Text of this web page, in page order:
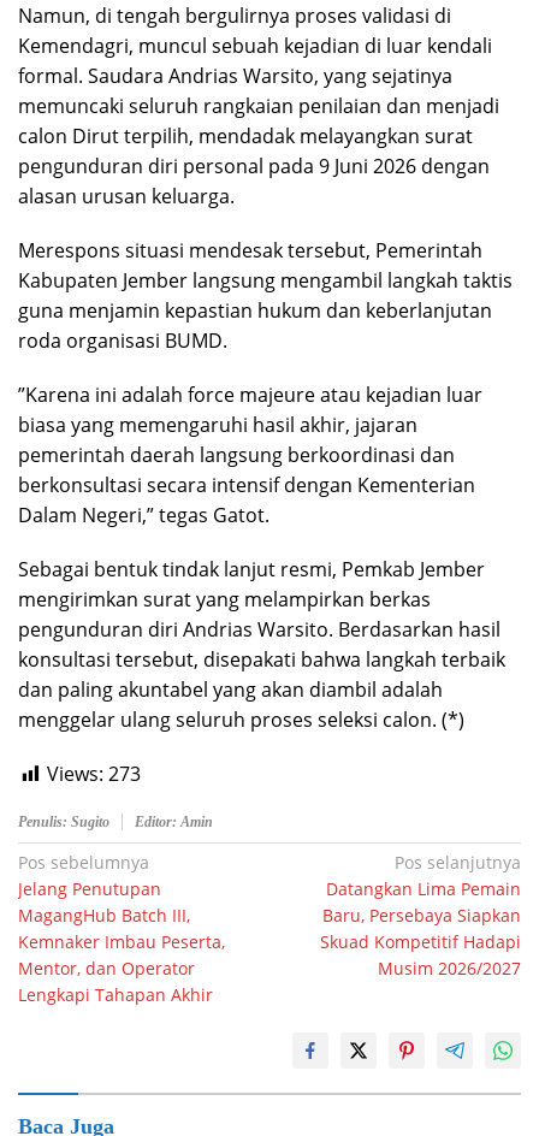
​Namun, di tengah bergulirnya proses validasi di
Kemendagri, muncul sebuah kejadian di luar kendali
formal. Saudara Andrias Warsito, yang sejatinya
memuncaki seluruh rangkaian penilaian dan menjadi
calon Dirut terpilih, mendadak melayangkan surat
pengunduran diri personal pada 9 Juni 2026 dengan
alasan urusan keluarga.
​Merespons situasi mendesak tersebut, Pemerintah
Kabupaten Jember langsung mengambil langkah taktis
guna menjamin kepastian hukum dan keberlanjutan
roda organisasi BUMD.
​”Karena ini adalah force majeure atau kejadian luar
biasa yang memengaruhi hasil akhir, jajaran
pemerintah daerah langsung berkoordinasi dan
berkonsultasi secara intensif dengan Kementerian
Dalam Negeri,” tegas Gatot.
​Sebagai bentuk tindak lanjut resmi, Pemkab Jember
mengirimkan surat yang melampirkan berkas
pengunduran diri Andrias Warsito. Berdasarkan hasil
konsultasi tersebut, disepakati bahwa langkah terbaik
dan paling akuntabel yang akan diambil adalah
menggelar ulang seluruh proses seleksi calon. (*)
Views: 273
Penulis: Sugito Editor: Amin
Navigasi
pos
Pos sebelumnya
Jelang Penutupan
MagangHub Batch III,
Kemnaker Imbau Peserta,
Mentor, dan Operator
Lengkapi Tahapan Akhir
Pos selanjutnya
Datangkan Lima Pemain
Baru, Persebaya Siapkan
Skuad Kompetitif Hadapi
Musim 2026/2027
Baca Juga